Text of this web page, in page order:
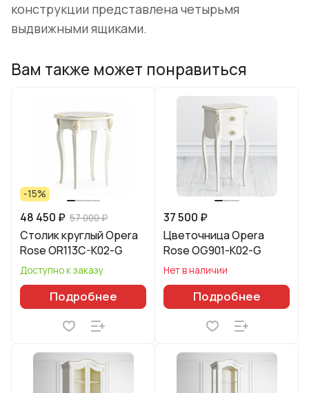
конструкции представлена четырьмя
выдвижными ящиками.
Вам также может понравиться
-15%
48 450 ₽ 57 000 ₽
Столик круглый Opera
Rose OR113C-K02-G
Доступно к заказу
Подробнее
37 500 ₽
Цветочница Opera
Rose OG901-K02-G
Нет в наличии
Подробнее